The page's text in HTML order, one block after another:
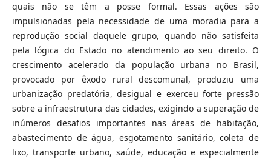
quais não se têm a posse formal. Essas ações são
impulsionadas pela necessidade de uma moradia para a
reprodução social daquele grupo, quando não satisfeita
pela lógica do Estado no atendimento ao seu direito. O
crescimento acelerado da população urbana no Brasil,
provocado por êxodo rural descomunal, produziu uma
urbanização predatória, desigual e exerceu forte pressão
sobre a infraestrutura das cidades, exigindo a superação de
inúmeros desafios importantes nas áreas de habitação,
abastecimento de água, esgotamento sanitário, coleta de
lixo, transporte urbano, saúde, educação e especialmente